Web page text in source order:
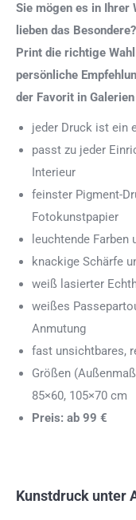
Sie mögen es in Ihrer
lieben das
Print die richtige
persönliche
der Favorit in
jeder Druck ist ein
passt zu jeder
Interieur
feinster Pigment-
Fotokunstpapier
leuchtende Farben
knackige Schärfe
weiß lasierter
weißes
Anmutung
fast unsichtbares,
Größen
85×60, 105×70 cm
Preis: ab 99 €
Kunstdruck unter